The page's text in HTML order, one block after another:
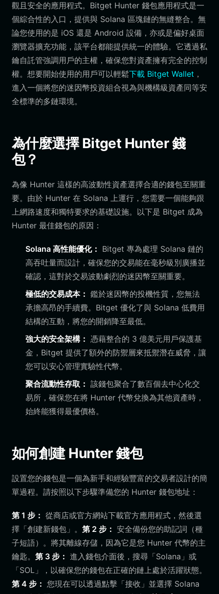
觀且安全的應用程式。Bitget Hunter 錢包應用程式是一
個綜合性的入口，提供與 Solana 區塊鏈的無縫整合。無
論您使用的是 iOS 還是 Android 設備，亦或是偏好桌面
瀏覽器擴充功能，該平台都能提供統一的體驗。它透過私
鑰自託管強調用戶的主權，確保您對資產擁有完全的控制
權。想要開始使用的用戶可以輕鬆下載 Bitget Wallet ，
進入一個將您的迷因幣投資組合視為與機構級資產同等安
全標準的多鏈環境。
為什麼選擇 Bitget Hunter 錢
包？
為像 Hunter 這樣的高波動性資產選擇合適的錢包至關重
要。由於 Hunter 在 Solana 上運行，您需要一個能夠跟
上網路速度和獨特要求的基礎設施。以下是 Bitget 成為
Hunter 最佳錢包的原因：
Solana 高性能優化： Bitget 專為處理 Solana 鏈的
高吞吐量而設計，確保您的交易能在毫秒級別廣播並
確認，這對於交易波動劇烈的迷因幣至關重要。
極低的交易成本： 鑑於迷因幣的投機性質，您無法
承擔高昂的手續費。Bitget 優化了與 Solana 低費用
結構的互動，將您的開銷降至最低。
強大的安全架構： 憑藉整合的 3 億美元用戶保護基
金，Bitget 提供了額外的防禦層來抵禦潛在威脅，讓
您可以安心管理實驗性代幣。
聚合流動性存取： 該錢包聚合了數百個去中心化交
易所，確保您在將 Hunter 代幣兌換為其他資產時，
始終能獲得最優價格。
如何創建 Hunter 錢包
設置您的錢包是一個為新手和經驗豐富的交易者設計的簡
單過程。請按照以下步驟準備您的 Hunter 錢包地址：
第 1 步： 從商店或官方網站下載官方應用程式，然後選
擇「創建新錢包」。 第 2 步： 安全備份您的助記詞（種
子短語）。將其離線存儲，因為它是您 Hunter 代幣的主
鑰匙。 第 3 步： 進入錢包介面後，搜尋「Solana」或
「SOL」，以確保您的錢包在正確的鏈上處於活躍狀態。
第 4 步： 您現在可以透過點擊「接收」並選擇 Solana